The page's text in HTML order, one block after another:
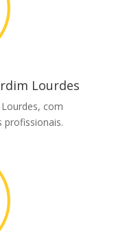
Lourdes
com
profissionais.